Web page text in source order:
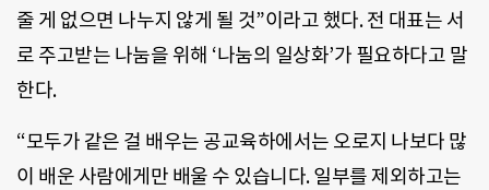
줄 게 없으면 나누지 않게 될 것”이라고 했다. 전 대표는 서
로 주고받는 나눔을 위해 ‘나눔의 일상화’가 필요하다고 말
한다.
“모두가 같은 걸 배우는 공교육하에서는 오로지 나보다 많
이 배운 사람에게만 배울 수 있습니다. 일부를 제외하고는